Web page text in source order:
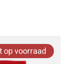
op voorraad